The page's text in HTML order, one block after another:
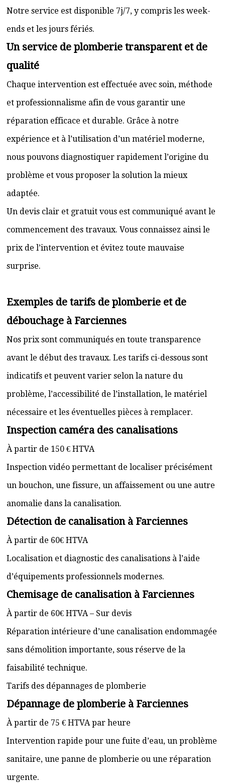
Notre service est disponible 7j/7, y compris les week-
ends et les jours fériés.
Un service de plomberie transparent et de
qualité
Chaque intervention est effectuée avec soin, méthode
et professionnalisme afin de vous garantir une
réparation efficace et durable. Grâce à notre
expérience et à l’utilisation d’un matériel moderne,
nous pouvons diagnostiquer rapidement l’origine du
problème et vous proposer la solution la mieux
adaptée.
Un devis clair et gratuit vous est communiqué avant le
commencement des travaux. Vous connaissez ainsi le
prix de l’intervention et évitez toute mauvaise
surprise.
Exemples de tarifs de plomberie et de
débouchage à Farciennes
Nos prix sont communiqués en toute transparence
avant le début des travaux. Les tarifs ci-dessous sont
indicatifs et peuvent varier selon la nature du
problème, l’accessibilité de l’installation, le matériel
nécessaire et les éventuelles pièces à remplacer.
Inspection caméra des canalisations
À partir de 150 € HTVA
Inspection vidéo permettant de localiser précisément
un bouchon, une fissure, un affaissement ou une autre
anomalie dans la canalisation.
Détection de canalisation à Farciennes
À partir de 60€ HTVA
Localisation et diagnostic des canalisations à l’aide
d’équipements professionnels modernes.
Chemisage de canalisation à Farciennes
À partir de 60€ HTVA – Sur devis
Réparation intérieure d’une canalisation endommagée
sans démolition importante, sous réserve de la
faisabilité technique.
Tarifs des dépannages de plomberie
Dépannage de plomberie à Farciennes
À partir de 75 € HTVA par heure
Intervention rapide pour une fuite d’eau, un problème
sanitaire, une panne de plomberie ou une réparation
urgente.